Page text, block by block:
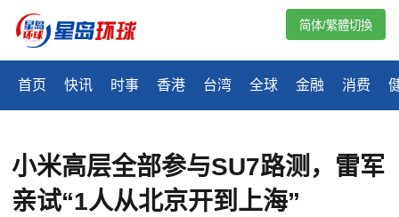
首页 快讯 时事 香港 台湾 全球 金融 消费
简体/繁體切換
小米高层全部参与SU7路测，雷军
亲试“1人从北京开到上海”